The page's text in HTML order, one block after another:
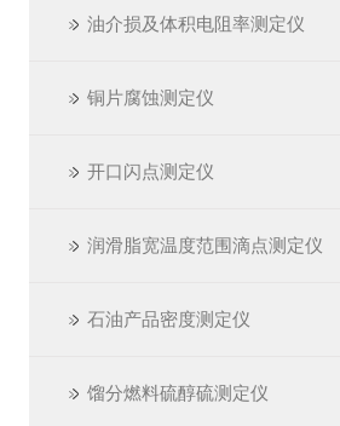
油介损及体积电阻率测定仪
铜片腐蚀测定仪
开口闪点测定仪
润滑脂宽温度范围滴点测定仪
石油产品密度测定仪
馏分燃料硫醇硫测定仪